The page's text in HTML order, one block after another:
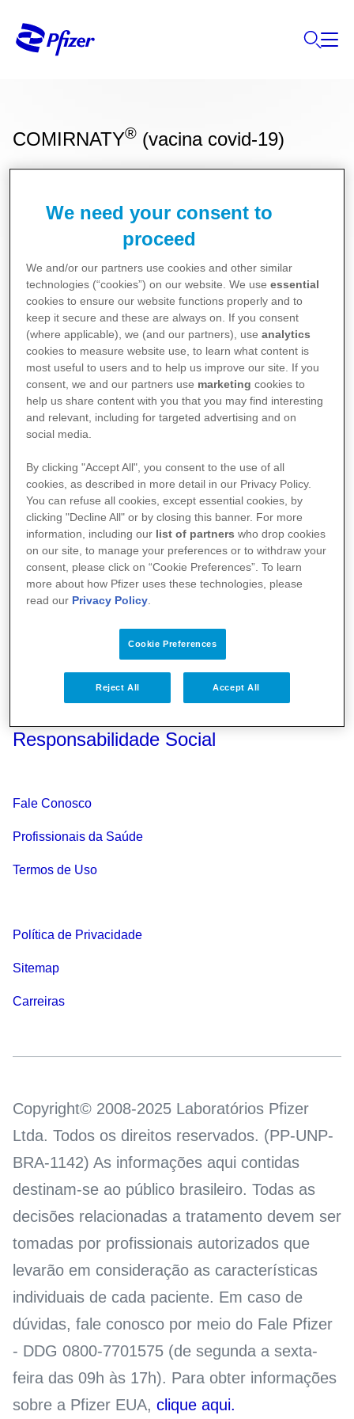
COMIRNATY® (vacina covid-19)
Comirnaty JN.1
Bula para Pacientes
Bula para Profissionais de Saúde
Comirnaty LP.8.1
Bula para Pacientes
Bula para Profissionais de Saúde
Bula para Pacientes - Refrigerada
Bula para Profissionais de Saúde - Refrigerada
Para o Profissional de Saúde
Pericardite com Vacinas de mRNA contra a Covid-
19
Carta aos Profissionais de Saúde sobre a
aprovação da vacina para crianças de 6 meses a 4
anos
Clique aqui e acesse o Pfizer Pro para mais
Notícias
Bulas
Responsabilidade Social
Fale Conosco
Profissionais da Saúde
Termos de Uso
Política de Privacidade
Sitemap
Carreiras
Copyright© 2008-2025 Laboratórios Pfizer
Ltda. Todos os direitos reservados. (PP-UNP-
BRA-1142) As informações aqui contidas
destinam-se ao público brasileiro. Todas as
decisões relacionadas a tratamento devem ser
tomadas por profissionais autorizados que
levarão em consideração as características
individuais de cada paciente. Em caso de
dúvidas, fale conosco por meio do Fale Pfizer
- DDG 0800-7701575 (de segunda a sexta-
feira das 09h às 17h). Para obter informações
sobre a Pfizer EUA, clique aqui.
We need your consent to
proceed
We and/or our partners use cookies and other similar
technologies (“cookies”) on our website. We useessential
cookies to ensure our website functions properly and to
keep it secure and these are always on. If you consent
(where applicable), we (and our partners), useanalytics
cookies to measure website use, to learn what content is
most useful to users and to help us improve our site. If you
consent, we and our partners use marketing cookies to
help us share content with you that you may find interesting
and relevant, including for targeted advertising and on
social media.
By clicking "Accept All", you consent to the use of all
cookies, as described in more detail in our Privacy Policy.
You can refuse all cookies, except essential cookies, by
clicking "Decline All" or by closing this banner. For more
information, including our list of partners who drop cookies
on our site, to manage your preferences or to withdraw your
consent, please click on “Cookie Preferences”. To learn
more about how Pfizer uses these technologies, please
read our Privacy Policy.
Cookie Preferences
Reject All Accept All